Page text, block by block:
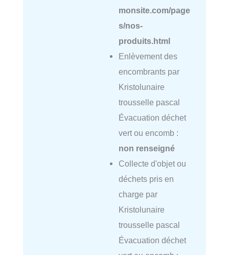
monsite.com/page
s/nos-
produits.html
Enlèvement des
encombrants par
Kristolunaire
trousselle pascal
Évacuation déchet
vert ou encomb :
non renseigné
Collecte d'objet ou
déchets pris en
charge par
Kristolunaire
trousselle pascal
Évacuation déchet